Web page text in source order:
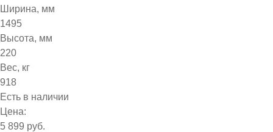
Ширина, мм
1495
Высота, мм
220
Вес, кг
918
Есть в наличии
Цена:
5 899 руб.